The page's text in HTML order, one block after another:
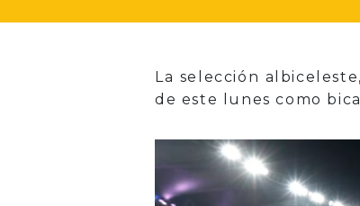
La selección
de este lunes como